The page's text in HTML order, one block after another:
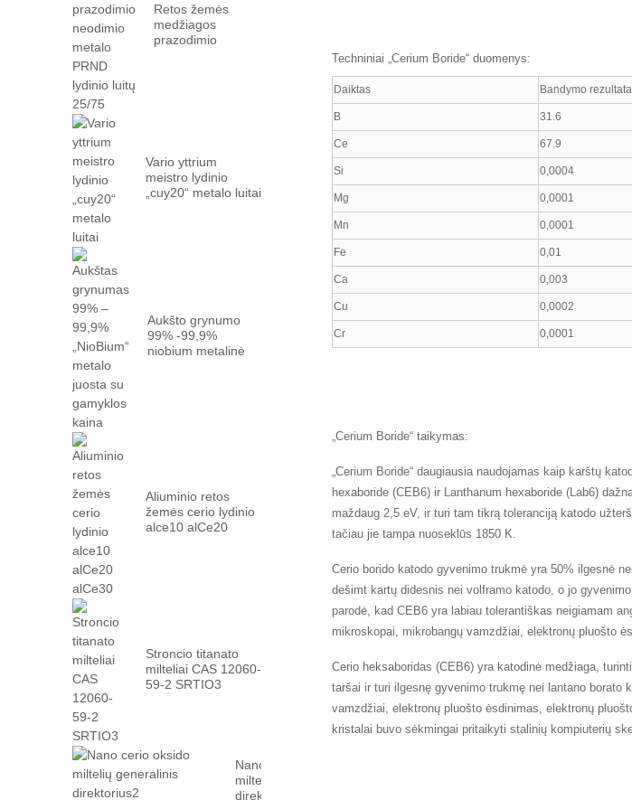
Retos žemės
medžiagos
prazodimio
Vario yttrium
meistro lydinio
„cuy20“ metalo luitai
Aukšto grynumo
99% -99,9%
niobium metalinė
Aliuminio retos
žemės cerio lydinio
alce10 alCe20
Stroncio titanato
milteliai CAS 12060-
59-2 SRTIO3
Nano cerio oksido
miltelių generalinis
direktorius2
Techniniai „Cerium Boride“ duomenys:
Daiktas Bandymo
B 31.6
Ce 67.9
Si 0,0004
Mg 0,0001
Mn 0,0001
Fe 0,01
Ca 0,003
Cu 0,0002
Cr 0,0001
„Cerium Boride“ taikymas:
„Cerium Boride“ daugiausia naudojamas kaip karštų
hexaboride (CEB6) ir Lanthanum hexaboride (Lab6)
maždaug 2,5 eV, ir turi tam tikrą toleranciją katodo
tačiau jie tampa nuoseklūs 1850 K.
Cerio borido katodo gyvenimo trukmė yra 50% ilgesnė
dešimt kartų didesnis nei volframo katodo, o jo
parodė, kad CEB6 yra labiau tolerantiškas neigiamam
mikroskopai, mikrobangų vamzdžiai, elektronų pluošto
Cerio heksaboridas (CEB6) yra katodinė medžiaga,
taršai ir turi ilgesnę gyvenimo trukmę nei lantano
vamzdžiai, elektronų pluošto ėsdinimas, elektronų
kristalai buvo sėkmingai pritaikyti stalinių kompiuterių